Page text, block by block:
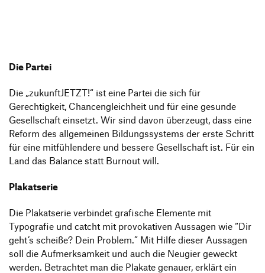
Die Partei
Die „zukunftJETZT!“ ist eine Partei die sich für
Gerechtigkeit, Chancengleichheit und für eine gesunde
Gesellschaft einsetzt. Wir sind davon überzeugt, dass eine
Reform des allgemeinen Bildungssystems der erste Schritt
für eine mitfühlendere und bessere Gesellschaft ist. Für ein
Land das Balance statt Burnout will.
Plakatserie
Die Plakatserie verbindet grafische Elemente mit
Typografie und catcht mit provokativen Aussagen wie “Dir
geht’s scheiße? Dein Problem.” Mit Hilfe dieser Aussagen
soll die Aufmerksamkeit und auch die Neugier geweckt
werden. Betrachtet man die Plakate genauer, erklärt ein